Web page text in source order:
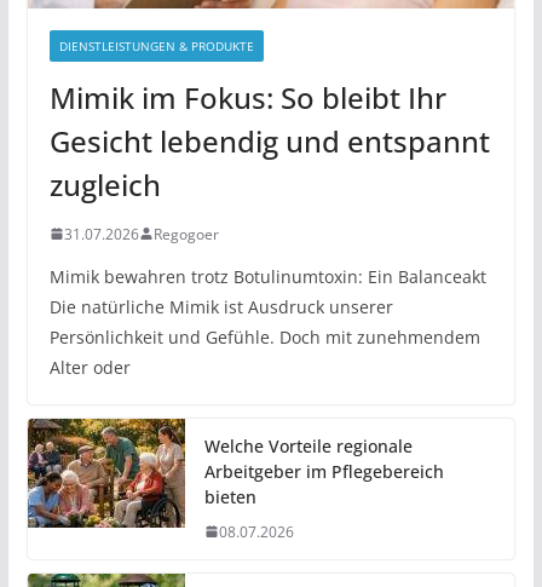
DIENSTLEISTUNGEN & PRODUKTE
Mimik im Fokus: So bleibt Ihr
Gesicht lebendig und entspannt
zugleich
31.07.2026 Regogoer
Mimik bewahren trotz Botulinumtoxin: Ein Balanceakt
Die natürliche Mimik ist Ausdruck unserer
Persönlichkeit und Gefühle. Doch mit zunehmendem
Alter oder
Welche Vorteile regionale
Arbeitgeber im Pflegebereich
bieten
08.07.2026